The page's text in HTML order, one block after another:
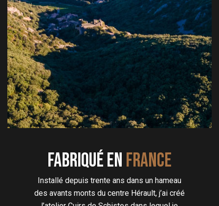
Fabriqué en FRANCE
Installé depuis trente ans dans un hameau
des avants monts du centre Hérault, j’ai créé